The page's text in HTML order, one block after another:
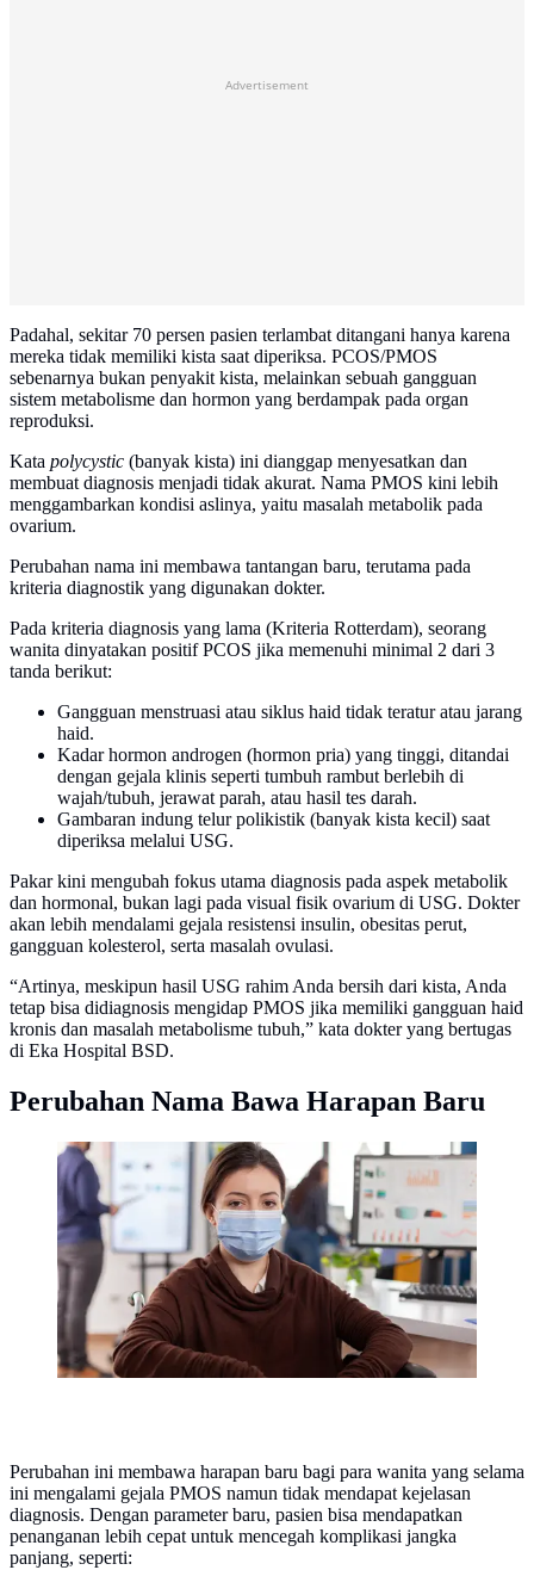
Advertisement
Padahal, sekitar 70 persen pasien terlambat ditangani hanya karena
mereka tidak memiliki kista saat diperiksa. PCOS/PMOS
sebenarnya bukan penyakit kista, melainkan sebuah gangguan
sistem metabolisme dan hormon yang berdampak pada organ
reproduksi.
Kata polycystic (banyak kista) ini dianggap menyesatkan dan
membuat diagnosis menjadi tidak akurat. Nama PMOS kini lebih
menggambarkan kondisi aslinya, yaitu masalah metabolik pada
ovarium.
Perubahan nama ini membawa tantangan baru, terutama pada
kriteria diagnostik yang digunakan dokter.
Pada kriteria diagnosis yang lama (Kriteria Rotterdam), seorang
wanita dinyatakan positif PCOS jika memenuhi minimal 2 dari 3
tanda berikut:
Gangguan menstruasi atau siklus haid tidak teratur atau jarang
haid.
Kadar hormon androgen (hormon pria) yang tinggi, ditandai
dengan gejala klinis seperti tumbuh rambut berlebih di
wajah/tubuh, jerawat parah, atau hasil tes darah.
Gambaran indung telur polikistik (banyak kista kecil) saat
diperiksa melalui USG.
Pakar kini mengubah fokus utama diagnosis pada aspek metabolik
dan hormonal, bukan lagi pada visual fisik ovarium di USG. Dokter
akan lebih mendalami gejala resistensi insulin, obesitas perut,
gangguan kolesterol, serta masalah ovulasi.
“Artinya, meskipun hasil USG rahim Anda bersih dari kista, Anda
tetap bisa didiagnosis mengidap PMOS jika memiliki gangguan haid
kronis dan masalah metabolisme tubuh,” kata dokter yang bertugas
di Eka Hospital BSD.
Perubahan Nama Bawa Harapan Baru
Polycystic Ovary Syndrome (PCOS) merupakan
kondisi hormonal yang cukup umum dialami
perempuan usia reproduktif. (foto/dok: freepik)
Perubahan ini membawa harapan baru bagi para wanita yang selama
ini mengalami gejala PMOS namun tidak mendapat kejelasan
diagnosis. Dengan parameter baru, pasien bisa mendapatkan
penanganan lebih cepat untuk mencegah komplikasi jangka
panjang, seperti: